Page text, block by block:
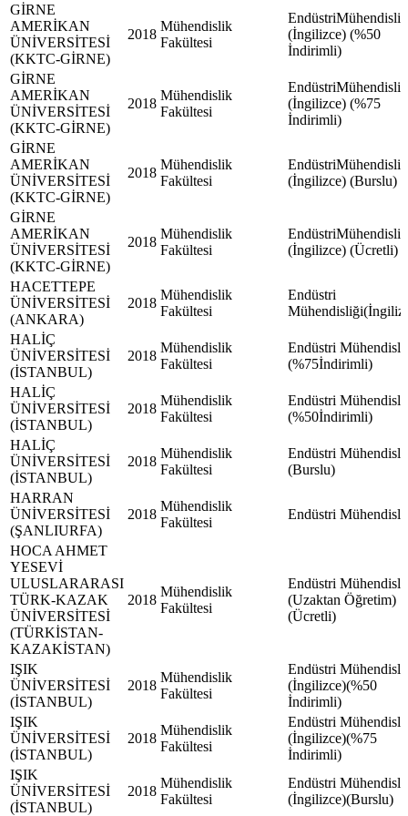
GİRNE
AMERİKAN
ÜNİVERSİTESİ
(KKTC-GİRNE)
2018
Mühendislik
Fakültesi
(İngilizce) (%50
İndirimli)
GİRNE
AMERİKAN
ÜNİVERSİTESİ
(KKTC-GİRNE)
2018
Mühendislik
Fakültesi
(İngilizce) (%75
İndirimli)
GİRNE
AMERİKAN
ÜNİVERSİTESİ
(KKTC-GİRNE)
2018
Mühendislik
Fakültesi
(İngilizce) (Burslu)
GİRNE
AMERİKAN
ÜNİVERSİTESİ
(KKTC-GİRNE)
2018
Mühendislik
Fakültesi
(İngilizce) (Ücretli)
HACETTEPE
ÜNİVERSİTESİ
(ANKARA)
2018
Mühendislik
Fakültesi
Endüstri
HALİÇ
ÜNİVERSİTESİ
(İSTANBUL)
2018
Mühendislik
Fakültesi
Endüstri
(%75İndirimli)
HALİÇ
ÜNİVERSİTESİ
(İSTANBUL)
2018
Mühendislik
Fakültesi
Endüstri
(%50İndirimli)
HALİÇ
ÜNİVERSİTESİ
(İSTANBUL)
2018
Mühendislik
Fakültesi
Endüstri
(Burslu)
HARRAN
ÜNİVERSİTESİ
(ŞANLIURFA)
2018
Mühendislik
Fakültesi
Endüstri
HOCA AHMET
YESEVİ
ULUSLARARASI
TÜRK-KAZAK
ÜNİVERSİTESİ
(TÜRKİSTAN-
KAZAKİSTAN)
2018
Mühendislik
Fakültesi
Endüstri
(Uzaktan Öğretim)
(Ücretli)
IŞIK
ÜNİVERSİTESİ
(İSTANBUL)
2018
Mühendislik
Fakültesi
Endüstri
(İngilizce)(%50
İndirimli)
IŞIK
ÜNİVERSİTESİ
(İSTANBUL)
2018
Mühendislik
Fakültesi
Endüstri
(İngilizce)(%75
İndirimli)
IŞIK
ÜNİVERSİTESİ
(İSTANBUL)
2018
Mühendislik
Fakültesi
Endüstri
(İngilizce)(Burslu)